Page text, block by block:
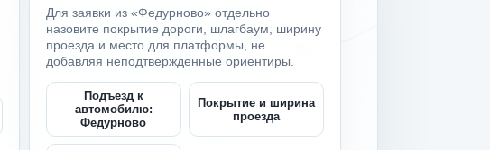
Для заявки из «Федурново» отдельно
назовите покрытие дороги, шлагбаум, ширину
проезда и место для платформы, не
добавляя неподтвержденные ориентиры.
Подъезд к
автомобилю:
Федурново
Покрытие и ширина
проезда